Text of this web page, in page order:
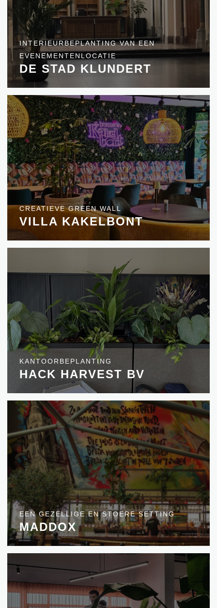
INTERIEURBEPLANTING VAN EEN
EVENEMENTENLOCATIE
DE STAD KLUNDERT
CREATIEVE GREEN WALL
VILLA KAKELBONT
KANTOORBEPLANTING
HACK HARVEST BV
EEN GEZELLIGE EN STOERE SETTING
MADDOX